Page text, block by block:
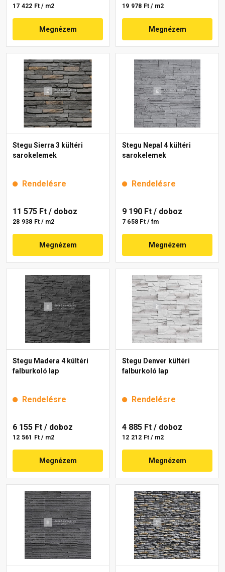
17 422 Ft / m2
Megnézem
19 978 Ft / m2
Megnézem
Stegu Sierra 3 kültéri
sarokelemek
Rendelésre
11 575 Ft / doboz
28 938 Ft / m2
Megnézem
Stegu Nepal 4 kültéri
sarokelemek
Rendelésre
9 190 Ft / doboz
7 658 Ft / fm
Megnézem
Stegu Madera 4 kültéri
falburkoló lap
Rendelésre
6 155 Ft / doboz
12 561 Ft / m2
Megnézem
Stegu Denver kültéri
falburkoló lap
Rendelésre
4 885 Ft / doboz
12 212 Ft / m2
Megnézem